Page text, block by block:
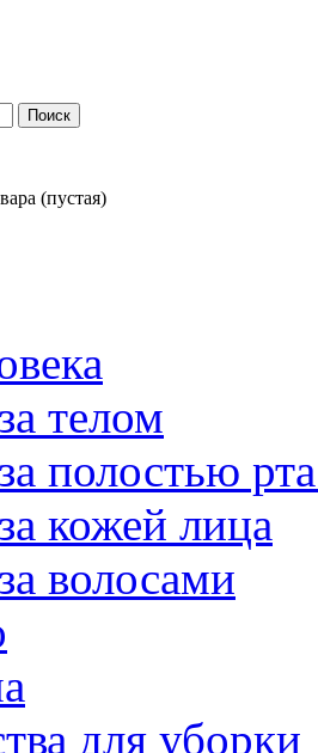
(пустая)
телом
полостью
кожей лица
волосами
для уборки